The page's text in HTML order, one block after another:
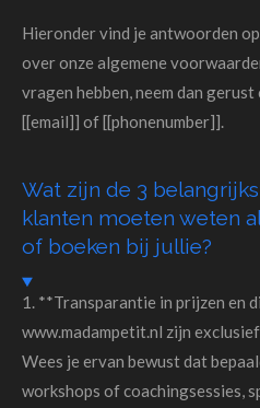
Hieronder vind je antwoorden
over onze algemene
vragen hebben, neem dan
[[email]] of [[phonenumber]].
Wat zijn de 3
klanten moeten weten
of boeken bij jullie?
1. **Transparantie in prijzen en
www.madampetit.nl zijn
Wees je ervan bewust dat
workshops of coachingsessies,